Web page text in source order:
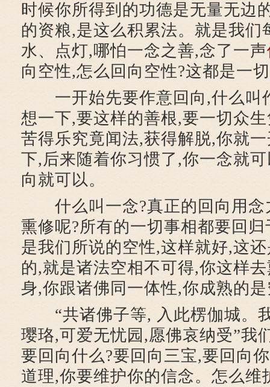
时候你所得到的功德是无量无边
的资粮,是这么积累法。就是我们
水、点灯,哪怕一念之善,念了一声
向空性,怎么回向空性?这都是一切
一开始先要作意回向,什么叫
想一下,要这样的善根,要一切众
苦得乐究竟闻法,获得解脱,你就
下,后来随着你习惯了,你一念就
向就可以。
什么叫一念?真正的回向用念
熏修呢?所有的一切事相都要回
是我们所说的空性,这样就好,这
的,就是诸法空相不可得,你这样
身,你跟诸佛同一体性,你成熟的
“共诸佛子等, 入此楞伽城。
璎珞,可爱无忧园,愿佛哀纳受”我
要回向什么?要回向三宝,要回向
道理,你要维护你的信念。怎么维